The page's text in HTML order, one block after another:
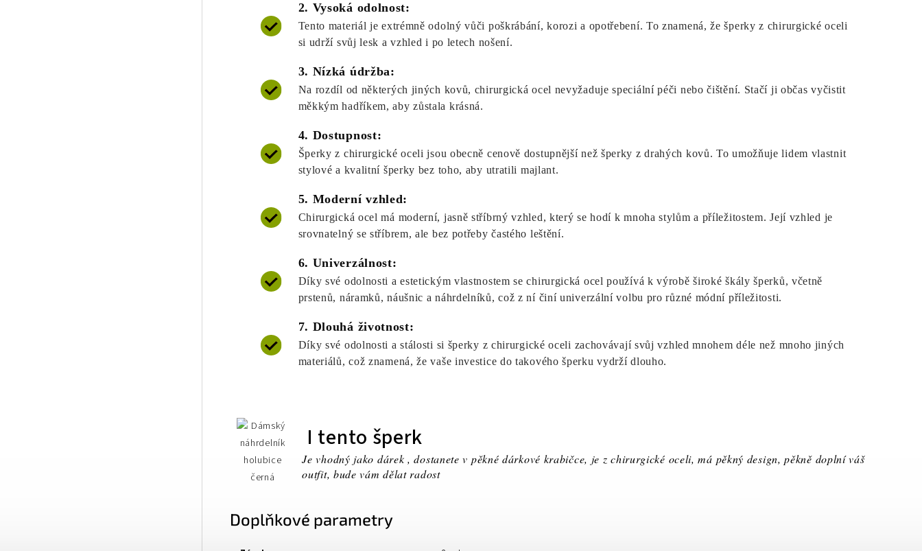
2. Vysoká odolnost:
Tento materiál je extrémně odolný vůči poškrábání, korozi a opotřebení. To znamená, že šperky z chirurgické oceli
si udrží svůj lesk a vzhled i po letech nošení.
3. Nízká údržba:
Na rozdíl od některých jiných kovů, chirurgická ocel nevyžaduje speciální péči nebo čištění. Stačí ji občas vyčistit
měkkým hadříkem, aby zůstala krásná.
4. Dostupnost:
Šperky z chirurgické oceli jsou obecně cenově dostupnější než šperky z drahých kovů. To umožňuje lidem vlastnit
stylové a kvalitní šperky bez toho, aby utratili majlant.
5. Moderní vzhled:
Chirurgická ocel má moderní, jasně stříbrný vzhled, který se hodí k mnoha stylům a příležitostem. Její vzhled je
srovnatelný se stříbrem, ale bez potřeby častého leštění.
6. Univerzálnost:
Díky své odolnosti a estetickým vlastnostem se chirurgická ocel používá k výrobě široké škály šperků, včetně
prstenů, náramků, náušnic a náhrdelníků, což z ní činí univerzální volbu pro různé módní příležitosti.
7. Dlouhá životnost:
Díky své odolnosti a stálosti si šperky z chirurgické oceli zachovávají svůj vzhled mnohem déle než mnoho jiných
materiálů, což znamená, že vaše investice do takového šperku vydrží dlouho.
I tento šperk
Je vhodný jako dárek , dostanete v pěkné dárkové krabičce, je z chirurgické oceli, má pěkný design, pěkně doplní váš
outfit, bude vám dělat radost
Doplňkové parametry